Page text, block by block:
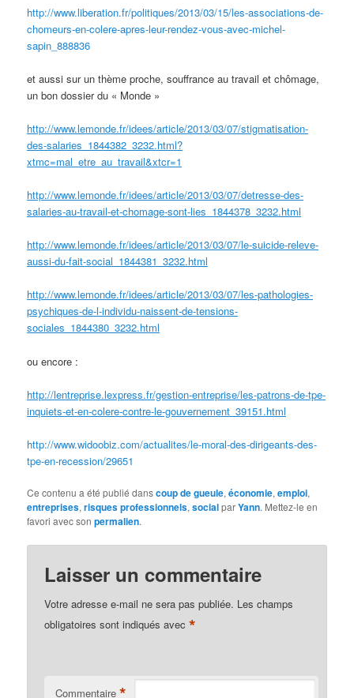
http://www.liberation.fr/politiques/2013/03/15/les-associations-de-
chomeurs-en-colere-apres-leur-rendez-vous-avec-michel-
sapin_888836
et aussi sur un thème proche, souffrance au travail et chômage,
un bon dossier du « Monde »
http://www.lemonde.fr/idees/article/2013/03/07/stigmatisation-
des-salaries_1844382_3232.html?
xtmc=mal_etre_au_travail&xtcr=1
http://www.lemonde.fr/idees/article/2013/03/07/detresse-des-
salaries-au-travail-et-chomage-sont-lies_1844378_3232.html
http://www.lemonde.fr/idees/article/2013/03/07/le-suicide-releve-
aussi-du-fait-social_1844381_3232.html
http://www.lemonde.fr/idees/article/2013/03/07/les-pathologies-
psychiques-de-l-individu-naissent-de-tensions-
sociales_1844380_3232.html
ou encore :
http://lentreprise.lexpress.fr/gestion-entreprise/les-patrons-de-tpe-
inquiets-et-en-colere-contre-le-gouvernement_39151.html
http://www.widoobiz.com/actualites/le-moral-des-dirigeants-des-
tpe-en-recession/29651
Ce contenu a été publié danscoup de gueule,économie,emploi,
entreprises,risques professionnels,socialparYann. Mettez-le en
favori avec sonpermalien.
Laisser un commentaire
Votre adresse e-mail ne sera pas publiée. Les champs
obligatoires sont indiqués avec*
Commentaire